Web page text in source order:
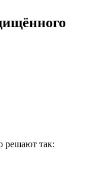
решают так: